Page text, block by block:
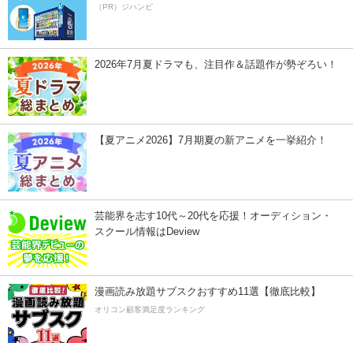
（PR）ジハンピ
2026年7月夏ドラマも、注目作＆話題作が勢ぞろい！
【夏アニメ2026】7月期夏の新アニメを一挙紹介！
芸能界を志す10代～20代を応援！オーディション・
スクール情報はDeview
漫画読み放題サブスクおすすめ11選【徹底比較】
オリコン顧客満足度ランキング